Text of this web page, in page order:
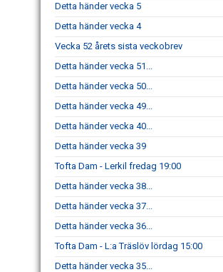
Detta händer vecka 5
Detta händer vecka 4
Vecka 52 årets sista veckobrev
Detta händer vecka 51...
Detta händer vecka 50...
Detta händer vecka 49...
Detta händer vecka 40...
Detta händer vecka 39
Tofta Dam - Lerkil fredag 19:00
Detta händer vecka 38...
Detta händer vecka 37...
Detta händer vecka 36...
Tofta Dam - L:a Träslöv lördag 15:00
Detta händer vecka 35...